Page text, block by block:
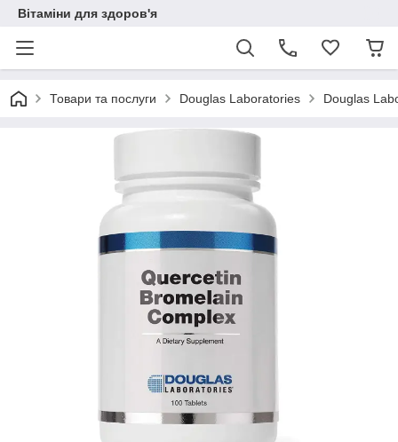
Вітаміни для здоров'я
Товари та послуги Douglas Laboratories Douglas